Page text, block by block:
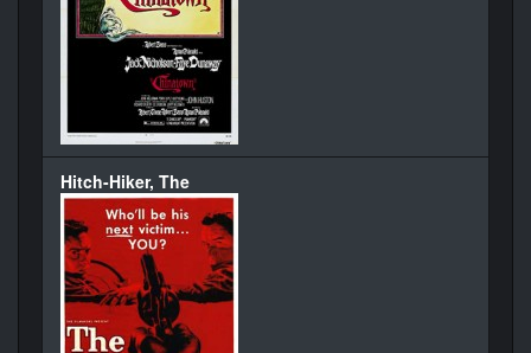
Hitch-Hiker, The